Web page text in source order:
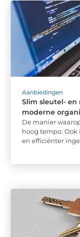
Aanbiedingen
Slim sleutel-
moderne
De manier
hoog tempo.
en efficiënter